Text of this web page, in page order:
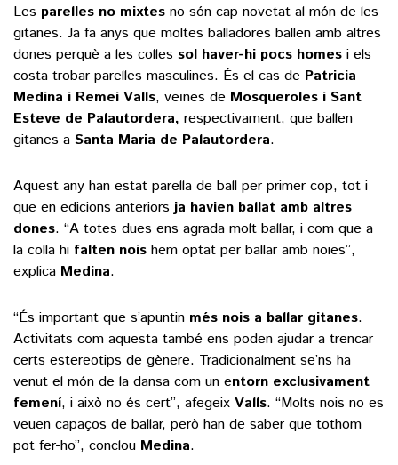
Les parelles no mixtes no són cap novetat al món de les
gitanes. Ja fa anys que moltes balladores ballen amb altres
dones perquè a les colles sol haver-hi pocs homes i els
costa trobar parelles masculines. És el cas de Patricia
Medina i Remei Valls, veïnes de Mosqueroles i Sant
Esteve de Palautordera, respectivament, que ballen
gitanes a Santa Maria de Palautordera.
Aquest any han estat parella de ball per primer cop, tot i
que en edicions anteriors ja havien ballat amb altres
dones. “A totes dues ens agrada molt ballar, i com que a
la colla hi falten nois hem optat per ballar amb noies”,
explica Medina.
“És important que s’apuntin més nois a ballar gitanes.
Activitats com aquesta també ens poden ajudar a trencar
certs estereotips de gènere. Tradicionalment se’ns ha
venut el món de la dansa com un entorn exclusivament
femení, i això no és cert”, afegeix Valls. “Molts nois no es
veuen capaços de ballar, però han de saber que tothom
pot fer-ho”, conclou Medina.